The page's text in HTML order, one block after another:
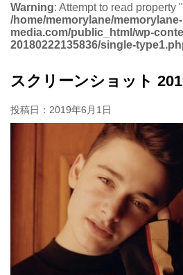
Warning: Attempt to read property
/home/memorylane/memorylane-
media.com/public_html/wp-
20180222135836/single-
スクリーンショット
投稿日： 2019年6月1日